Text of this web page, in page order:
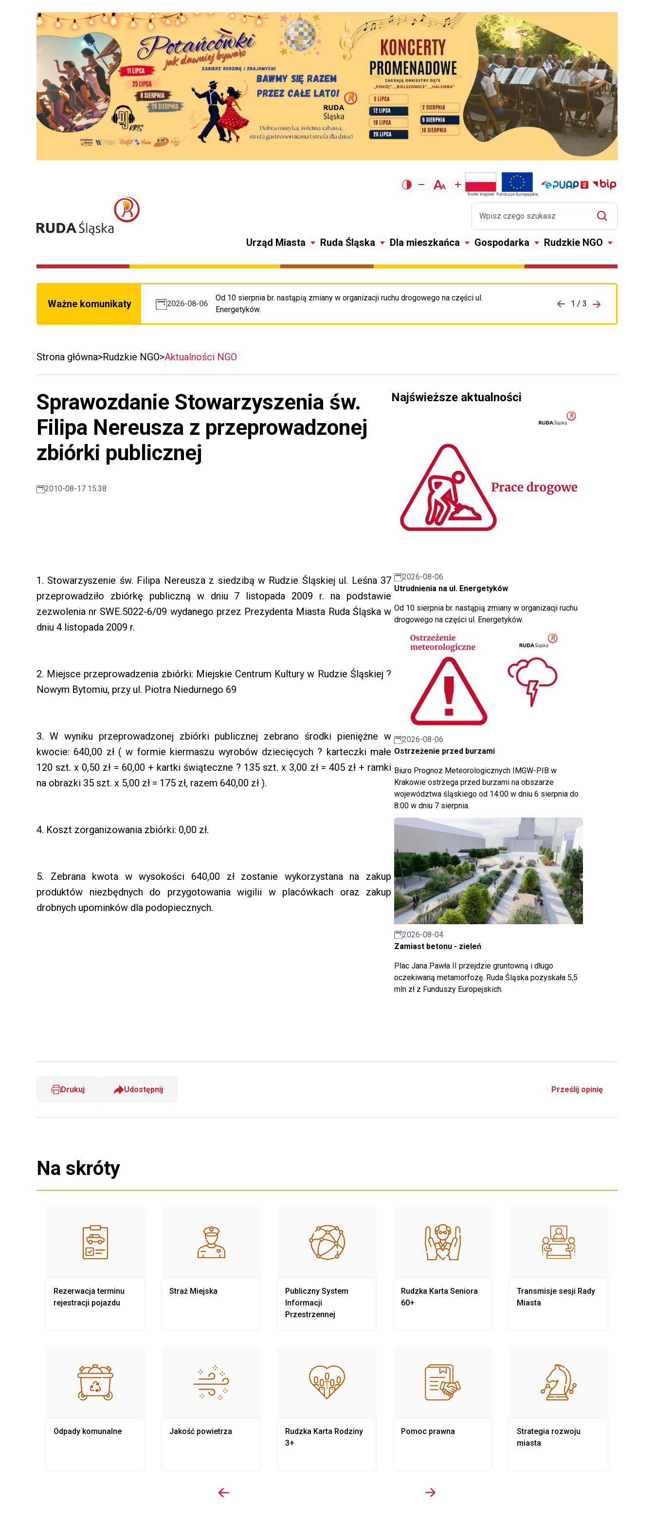
Urząd Miasta Ruda Śląska Dla mieszkańca Gospodarka Rudzkie NGO
Ważne komunikaty 2026-08-06
Od 10 sierpnia br. nastąpią zmiany w organizacji ruchu drogowego na części ul.
Energetyków.
Przejdź do porzpedniego komunikatu 1 / 3
Przejdź do
Strona główna Rudzkie NGO Aktualności NGO
Sprawozdanie Stowarzyszenia św.
Filipa Nereusza z przeprowadzonej
zbiórki publicznej
2010-08-17 15:38
1. Stowarzyszenie św. Filipa Nereusza z siedzibą w Rudzie Śląskiej ul. Leśna 37
przeprowadziło zbiórkę publiczną w dniu 7 listopada 2009 r. na podstawie
zezwolenia nr SWE.5022-6/09 wydanego przez Prezydenta Miasta Ruda Śląska w
dniu 4 listopada 2009 r.
2. Miejsce przeprowadzenia zbiórki: Miejskie Centrum Kultury w Rudzie Śląskiej ?
Nowym Bytomiu, przy ul. Piotra Niedurnego 69
3. W wyniku przeprowadzonej zbiórki publicznej zebrano środki pieniężne w
kwocie: 640,00 zł ( w formie kiermaszu wyrobów dziecięcych ? karteczki małe
120 szt. x 0,50 zł = 60,00 + kartki świąteczne ? 135 szt. x 3,00 zł = 405 zł + ramki
na obrazki 35 szt. x 5,00 zł = 175 zł, razem 640,00 zł ).
4. Koszt zorganizowania zbiórki: 0,00 zł.
5. Zebrana kwota w wysokości 640,00 zł zostanie wykorzystana na zakup
produktów niezbędnych do przygotowania wigilii w placówkach oraz zakup
drobnych upominków dla podopiecznych.
Najświeższe aktualności
2026-08-06
Utrudnienia na ul. Energetyków
Od 10 sierpnia br. nastąpią zmiany w organizacji ruchu
drogowego na części ul. Energetyków.
2026-08-06
Ostrzeżenie przed burzami
Biuro Prognoz Meteorologicznych IMGW-PIB w
Krakowie ostrzega przed burzami na obszarze
województwa śląskiego od 14:00 w dniu 6 sierpnia do
8:00 w dniu 7 sierpnia.
2026-08-04
Zamiast betonu - zieleń
Plac Jana Pawła II przejdzie gruntowną i długo
oczekiwaną metamorfozę. Ruda Śląska pozyskała 5,5
mln zł z Funduszy Europejskich.
Drukuj Udostępnij Prześlij opinię
Na skróty
Rezerwacja terminu
rejestracji pojazdu
Odpady komunalne
Straż Miejska
Jakość powietrza
Publiczny System
Informacji
Przestrzennej
Rudzka Karta Rodziny
3+
Rudzka Karta Seniora
60+
Pomoc prawna
Transmisje sesji Rady
Miasta
Strategia rozwoju
miasta